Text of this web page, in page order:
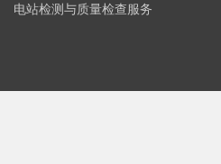
电站检测与质量检查服务